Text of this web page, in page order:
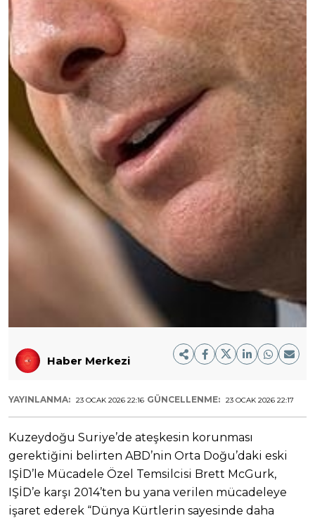
Haber Merkezi
YAYINLANMA: 23 OCAK 2026 22:16 GÜNCELLENME: 23 OCAK 2026 22:17
Kuzeydoğu Suriye’de ateşkesin korunması
gerektiğini belirten ABD’nin Orta Doğu’daki eski
IŞİD’le Mücadele Özel Temsilcisi Brett McGurk,
IŞİD’e karşı 2014’ten bu yana verilen mücadeleye
işaret ederek “Dünya Kürtlerin sayesinde daha